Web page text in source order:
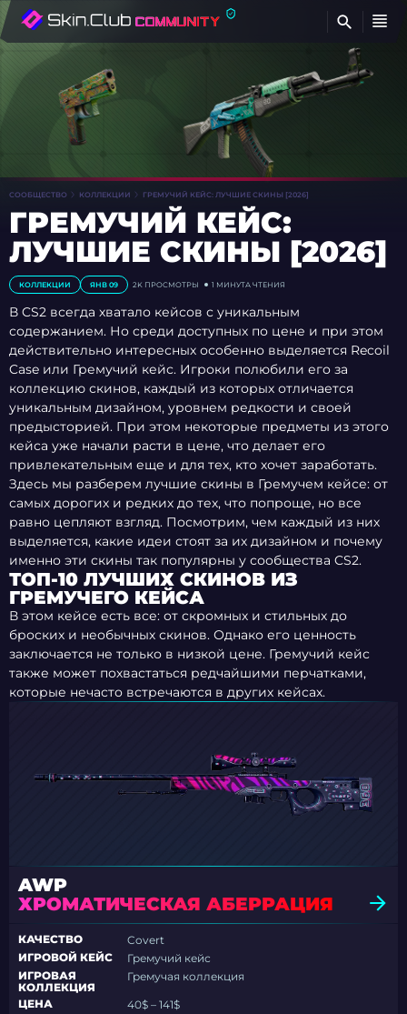
СООБЩЕСТВО КОЛЛЕКЦИИ ГРЕМУЧИЙ КЕЙС: ЛУЧШИЕ СКИНЫ [2026]
ГРЕМУЧИЙ КЕЙС:
ЛУЧШИЕ СКИНЫ [2026]
КОЛЛЕКЦИИ ЯНВ 09 2K ПРОСМОТРЫ 1 МИНУТА ЧТЕНИЯ
В CS2 всегда хватало кейсов с уникальным
содержанием. Но среди доступных по цене и при этом
действительно интересных особенно выделяется Recoil
Case или Гремучий кейс. Игроки полюбили его за
коллекцию скинов, каждый из которых отличается
уникальным дизайном, уровнем редкости и своей
предысторией. При этом некоторые предметы из этого
кейса уже начали расти в цене, что делает его
привлекательным еще и для тех, кто хочет заработать.
Здесь мы разберем лучшие скины в Гремучем кейсе: от
самых дорогих и редких до тех, что попроще, но все
равно цепляют взгляд. Посмотрим, чем каждый из них
выделяется, какие идеи стоят за их дизайном и почему
именно эти скины так популярны у сообщества CS2.
ТОП-10 ЛУЧШИХ СКИНОВ ИЗ
ГРЕМУЧЕГО КЕЙСА
В этом кейсе есть все: от скромных и стильных до
броских и необычных скинов. Однако его ценность
заключается не только в низкой цене. Гремучий кейс
также может похвастаться редчайшими перчатками,
которые нечасто встречаются в других кейсах.
AWP
ХРОМАТИЧЕСКАЯ АБЕРРАЦИЯ
КАЧЕСТВО
Covert
ИГРОВОЙ КЕЙС
Гремучий кейс
ИГРОВАЯ
КОЛЛЕКЦИЯ
Гремучая коллекция
ЦЕНА
40$ – 141$